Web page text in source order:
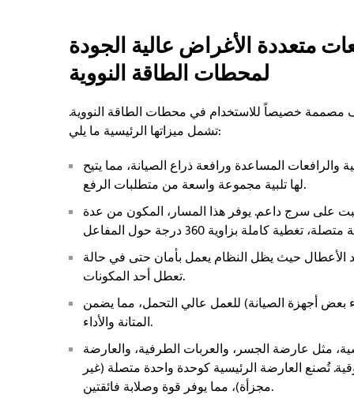
متعددة الأغراض عالية الجودة
لمحطات الطاقة النووية
مصممة خصيصاً للاستخدام في محطات الطاقة النووية.
تشمل ميزاتها الرئيسية ما يلي:
المساعدة ورافعة ذراع الصيانة، مما يتيح
لها تلبية مجموعة واسعة من متطلبات الرفع.
على سرج داعم. يوفر هذا المسار، المكون من عدة
حيث يظل النظام يعمل بأمان حتى في حالة
تعطل أحد المكونات.
بعض أجهزة الصيانة) للعمل عالي التحمل، مما يضمن
المتانة والأداء.
مثل عارضة الجسر، والعربات الطرفية، والعارضة
تُصنع العارضة الرئيسية كوحدة واحدة متصلة (غير
مجزأة)، مما يوفر قوة وصلابة فائقتين.